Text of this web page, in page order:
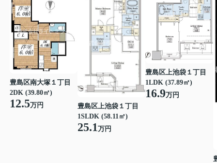
豊島区南大塚１丁目
2DK (39.80㎡)
12.5万円
豊島区上池袋１丁目
1SLDK (58.11㎡)
25.1万円
豊島区上池袋１丁目
1LDK (37.89㎡)
16.9万円